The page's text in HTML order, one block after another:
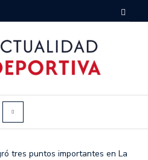
tres puntos importantes en La